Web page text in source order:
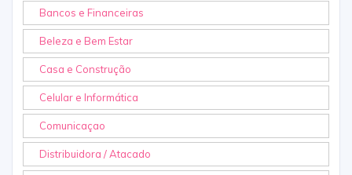
Bancos e Financeiras
Beleza e Bem Estar
Casa e Construção
Celular e Informática
Comunicaçao
Distribuidora / Atacado